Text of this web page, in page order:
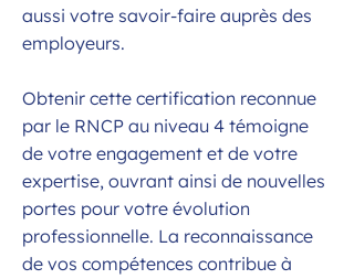
aussi votre savoir-faire auprès des
employeurs.
Obtenir cette certification reconnue
par le RNCP au niveau 4 témoigne
de votre engagement et de votre
expertise, ouvrant ainsi de nouvelles
portes pour votre évolution
professionnelle. La reconnaissance
de vos compétences contribue à